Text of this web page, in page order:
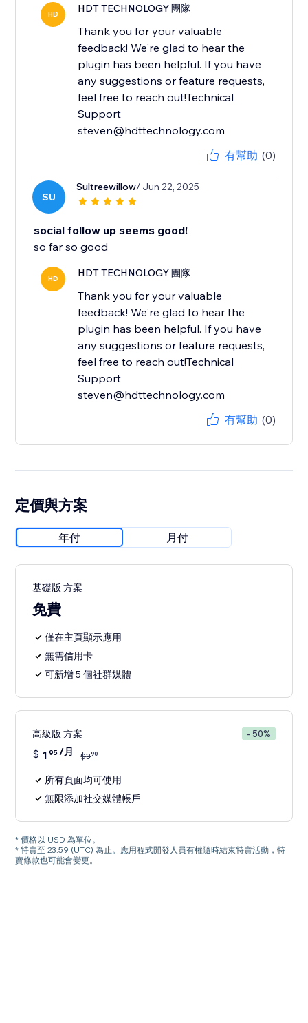
HD HDT TECHNOLOGY 團隊
Thank you for your valuable
feedback! We're glad to hear the
plugin has been helpful. If you have
any suggestions or feature requests,
feel free to reach out!Technical
Support
steven@hdttechnology.com
有幫助 (0)
SU
Sultreewillow/ Jun 22, 2025
social follow up seems good!
so far so good
HD HDT TECHNOLOGY 團隊
Thank you for your valuable
feedback! We're glad to hear the
plugin has been helpful. If you have
any suggestions or feature requests,
feel free to reach out!Technical
Support
steven@hdttechnology.com
有幫助 (0)
定價與方案
年付 月付
基礎版 方案
免費
僅在主頁顯示應用
無需信用卡
可新增 5 個社群媒體
高級版 方案 - 50%
$ 1 95/月 $390
所有頁面均可使用
無限添加社交媒體帳戶
* 價格以 USD 為單位。
* 特賣至 23:59 (UTC) 為止。應用程式開發人員有權隨時結束特賣活動，特
賣條款也可能會變更。